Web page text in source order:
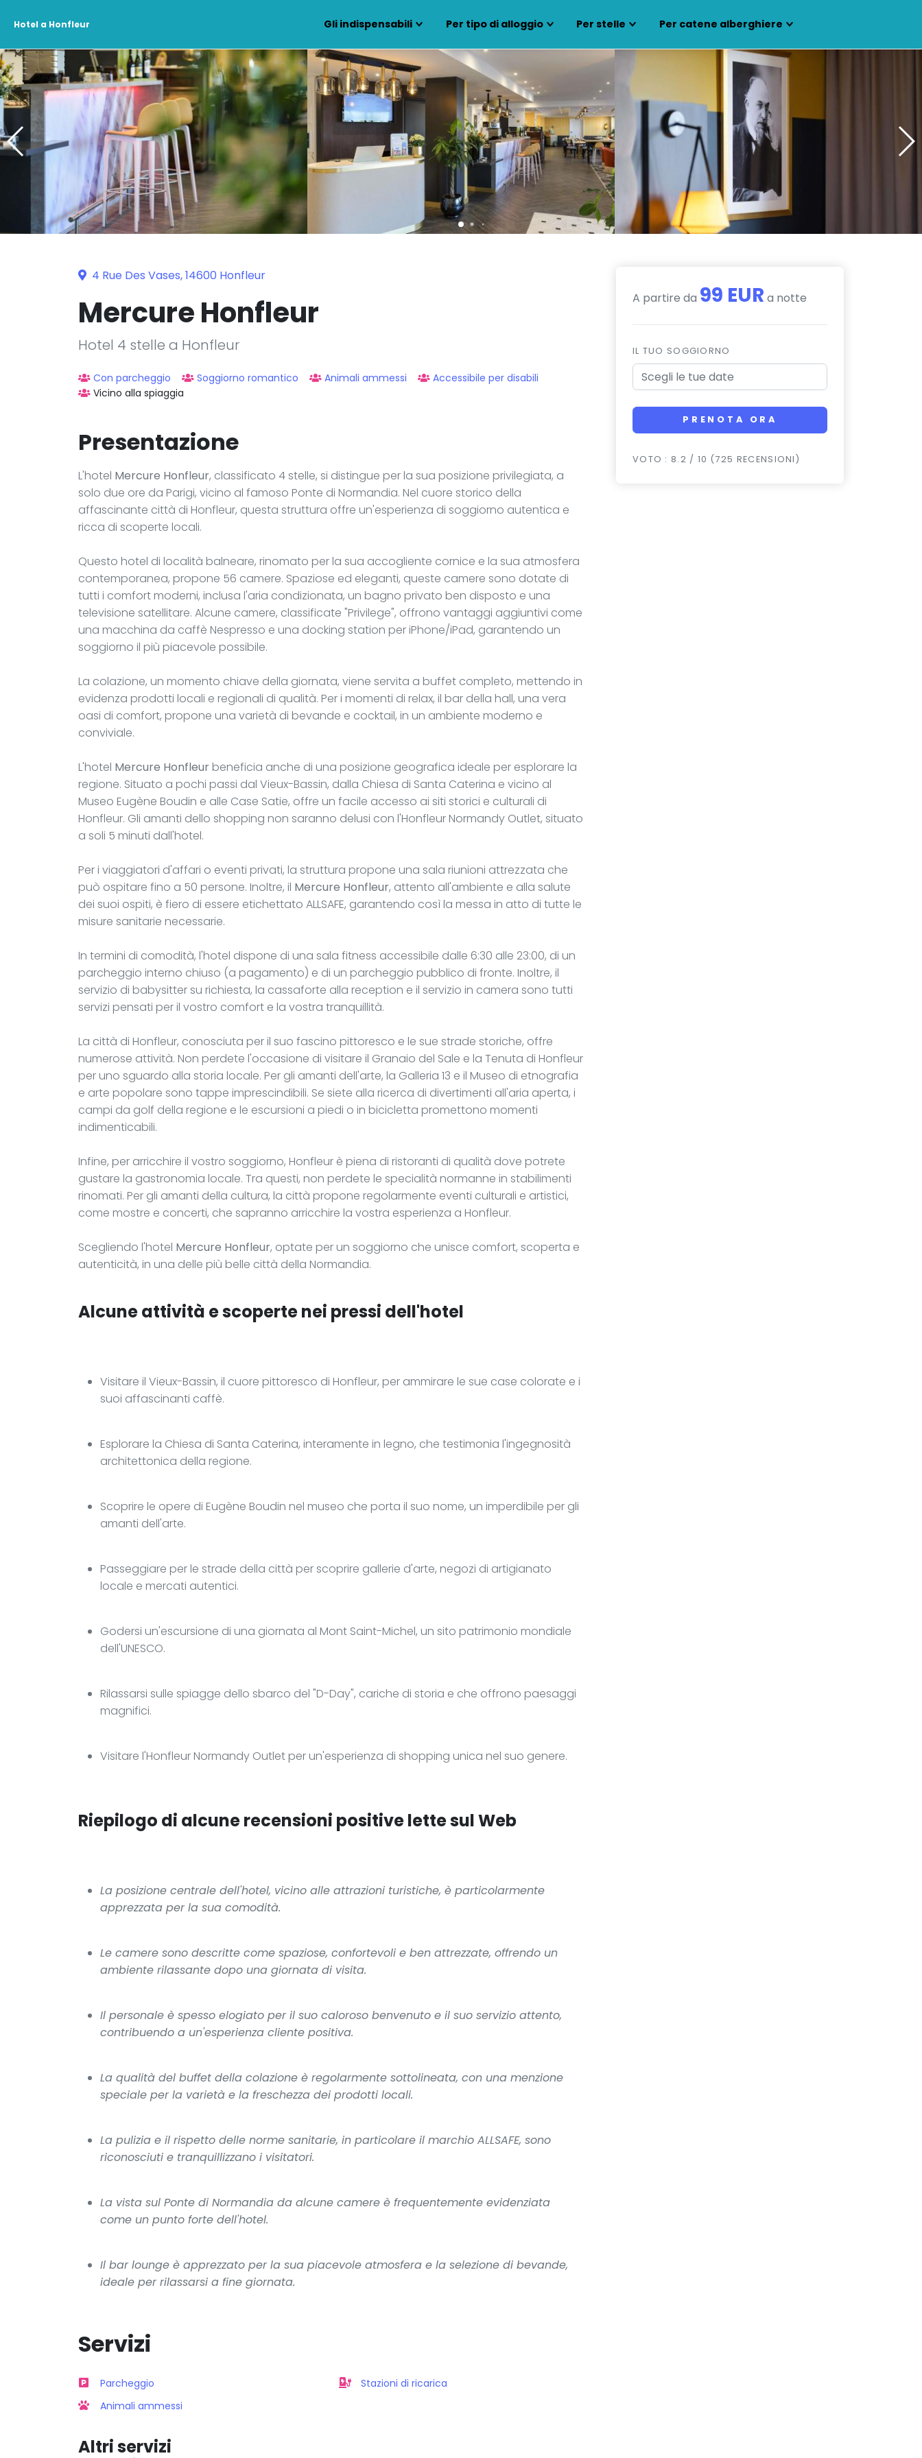
Hotel a Honfleur Gli indispensabili Per tipo di alloggio Per stelle Per catene alberghiere
4 Rue Des Vases, 14600 Honfleur
Mercure Honfleur
Hotel 4 stelle a Honfleur
Con parcheggio Soggiorno romantico Animali ammessi
Accessibile per disabili
Vicino alla spiaggia
Presentazione
L'hotel Mercure Honfleur, classificato 4 stelle, si distingue per la sua posizione privilegiata, a
solo due ore da Parigi, vicino al famoso Ponte di Normandia. Nel cuore storico della
affascinante città di Honfleur, questa struttura offre un'esperienza di soggiorno autentica e
ricca di scoperte locali.
Questo hotel di località balneare, rinomato per la sua accogliente cornice e la sua atmosfera
contemporanea, propone 56 camere. Spaziose ed eleganti, queste camere sono dotate di
tutti i comfort moderni, inclusa l'aria condizionata, un bagno privato ben disposto e una
televisione satellitare. Alcune camere, classificate "Privilege", offrono vantaggi aggiuntivi come
una macchina da caffè Nespresso e una docking station per iPhone/iPad, garantendo un
soggiorno il più piacevole possibile.
La colazione, un momento chiave della giornata, viene servita a buffet completo, mettendo in
evidenza prodotti locali e regionali di qualità. Per i momenti di relax, il bar della hall, una vera
oasi di comfort, propone una varietà di bevande e cocktail, in un ambiente moderno e
conviviale.
L'hotel Mercure Honfleur beneficia anche di una posizione geografica ideale per esplorare la
regione. Situato a pochi passi dal Vieux-Bassin, dalla Chiesa di Santa Caterina e vicino al
Museo Eugène Boudin e alle Case Satie, offre un facile accesso ai siti storici e culturali di
Honfleur. Gli amanti dello shopping non saranno delusi con l'Honfleur Normandy Outlet, situato
a soli 5 minuti dall'hotel.
Per i viaggiatori d'affari o eventi privati, la struttura propone una sala riunioni attrezzata che
può ospitare fino a 50 persone. Inoltre, il Mercure Honfleur, attento all'ambiente e alla salute
dei suoi ospiti, è fiero di essere etichettato ALLSAFE, garantendo così la messa in atto di tutte le
misure sanitarie necessarie.
In termini di comodità, l'hotel dispone di una sala fitness accessibile dalle 6:30 alle 23:00, di un
parcheggio interno chiuso (a pagamento) e di un parcheggio pubblico di fronte. Inoltre, il
servizio di babysitter su richiesta, la cassaforte alla reception e il servizio in camera sono tutti
servizi pensati per il vostro comfort e la vostra tranquillità.
La città di Honfleur, conosciuta per il suo fascino pittoresco e le sue strade storiche, offre
numerose attività. Non perdete l'occasione di visitare il Granaio del Sale e la Tenuta di Honfleur
per uno sguardo alla storia locale. Per gli amanti dell'arte, la Galleria 13 e il Museo di etnografia
e arte popolare sono tappe imprescindibili. Se siete alla ricerca di divertimenti all'aria aperta, i
campi da golf della regione e le escursioni a piedi o in bicicletta promettono momenti
indimenticabili.
Infine, per arricchire il vostro soggiorno, Honfleur è piena di ristoranti di qualità dove potrete
gustare la gastronomia locale. Tra questi, non perdete le specialità normanne in stabilimenti
rinomati. Per gli amanti della cultura, la città propone regolarmente eventi culturali e artistici,
come mostre e concerti, che sapranno arricchire la vostra esperienza a Honfleur.
Scegliendo l'hotel Mercure Honfleur, optate per un soggiorno che unisce comfort, scoperta e
autenticità, in una delle più belle città della Normandia.
Alcune attività e scoperte nei pressi dell'hotel
Visitare il Vieux-Bassin, il cuore pittoresco di Honfleur, per ammirare le sue case colorate e i
suoi affascinanti caffè.
Esplorare la Chiesa di Santa Caterina, interamente in legno, che testimonia l'ingegnosità
architettonica della regione.
Scoprire le opere di Eugène Boudin nel museo che porta il suo nome, un imperdibile per gli
amanti dell'arte.
Passeggiare per le strade della città per scoprire gallerie d'arte, negozi di artigianato
locale e mercati autentici.
Godersi un'escursione di una giornata al Mont Saint-Michel, un sito patrimonio mondiale
dell'UNESCO.
Rilassarsi sulle spiagge dello sbarco del "D-Day", cariche di storia e che offrono paesaggi
magnifici.
Visitare l'Honfleur Normandy Outlet per un'esperienza di shopping unica nel suo genere.
Riepilogo di alcune recensioni positive lette sul Web
La posizione centrale dell'hotel, vicino alle attrazioni turistiche, è particolarmente
apprezzata per la sua comodità.
Le camere sono descritte come spaziose, confortevoli e ben attrezzate, offrendo un
ambiente rilassante dopo una giornata di visita.
Il personale è spesso elogiato per il suo caloroso benvenuto e il suo servizio attento,
contribuendo a un'esperienza cliente positiva.
La qualità del buffet della colazione è regolarmente sottolineata, con una menzione
speciale per la varietà e la freschezza dei prodotti locali.
La pulizia e il rispetto delle norme sanitarie, in particolare il marchio ALLSAFE, sono
riconosciuti e tranquillizzano i visitatori.
La vista sul Ponte di Normandia da alcune camere è frequentemente evidenziata
come un punto forte dell'hotel.
Il bar lounge è apprezzato per la sua piacevole atmosfera e la selezione di bevande,
ideale per rilassarsi a fine giornata.
Servizi
Parcheggio
Animali ammessi
Stazioni di ricarica
Altri servizi
A partire da 99 EUR a notte
IL TUO SOGGIORNO
PRENOTA ORA
VOTO : 8.2 / 10 (725 RECENSIONI)